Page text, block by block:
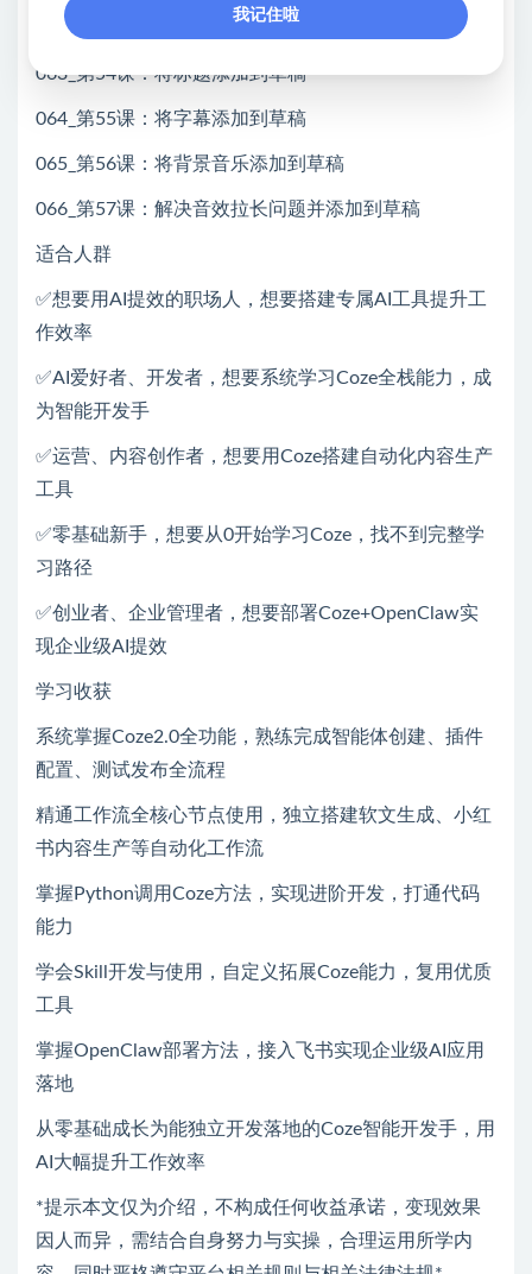
062_第53课：将视频添加到剪映草稿
063_第54课：将标题添加到草稿
064_第55课：将字幕添加到草稿
065_第56课：将背景音乐添加到草稿
066_第57课：解决音效拉长问题并添加到草稿
适合人群
✅想要用AI提效的职场人，想要搭建专属AI工具提升工
作效率
✅AI爱好者、开发者，想要系统学习Coze全栈能力，成
为智能开发手
✅运营、内容创作者，想要用Coze搭建自动化内容生产
工具
✅零基础新手，想要从0开始学习Coze，找不到完整学
习路径
✅创业者、企业管理者，想要部署Coze+OpenClaw实
现企业级AI提效
学习收获
系统掌握Coze2.0全功能，熟练完成智能体创建、插件
配置、测试发布全流程
精通工作流全核心节点使用，独立搭建软文生成、小红
书内容生产等自动化工作流
掌握Python调用Coze方法，实现进阶开发，打通代码
能力
学会Skill开发与使用，自定义拓展Coze能力，复用优质
工具
掌握OpenClaw部署方法，接入飞书实现企业级AI应用
落地
从零基础成长为能独立开发落地的Coze智能开发手，用
AI大幅提升工作效率
*提示本文仅为介绍，不构成任何收益承诺，变现效果
因人而异，需结合自身努力与实操，合理运用所学内
我记住啦